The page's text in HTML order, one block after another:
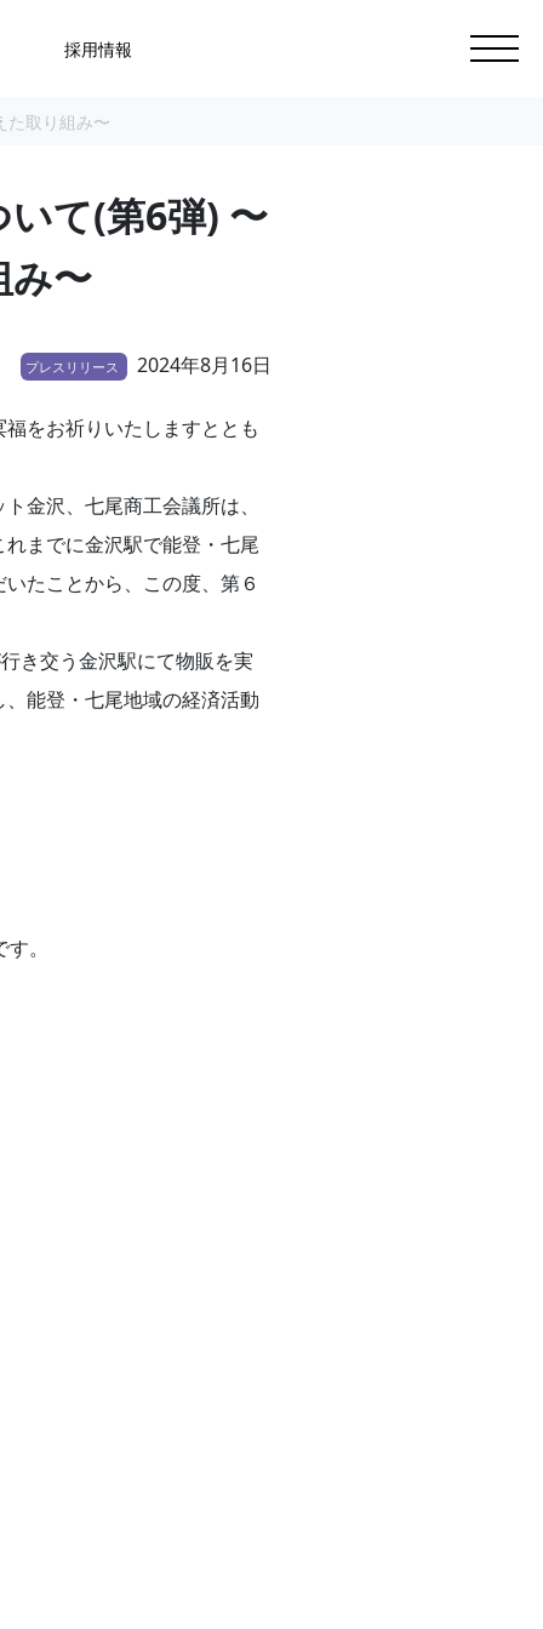
採用情報
た取り組み〜
て(第6弾) 〜
み〜
プレスリリース 2024年8月16日
をお祈りいたしますととも
金沢、七尾商工会議所は、
までに金沢駅で能登・七尾
たことから、この度、第６
き交う金沢駅にて物販を実
能登・七尾地域の経済活動
。